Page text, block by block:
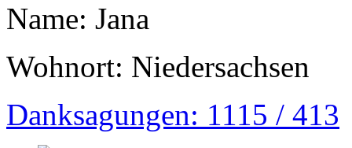
Name: Jana
Wohnort: Niedersachsen
Danksagungen: 1115 / 413